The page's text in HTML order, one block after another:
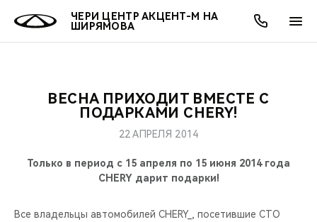
ЧЕРИ ЦЕНТР АКЦЕНТ-М НА
ШИРЯМОВА
МОДЕЛИ
ПОКУПАТЕЛЯМ
КРЕДИТ И СТРАХОВАНИЕ
ВЛАДЕЛЬЦАМ
ЗАПЧАСТИ И АКСЕССУАРЫ
ПОДДЕРЖКА
МИР CHERY
CHERY В СОЦСЕТЯХ
АКЦИИ
ОНЛАЙН СЕРВИСЫ
О КОМПАНИИ
ВЕСНА ПРИХОДИТ ВМЕСТЕ С
ПОДАРКАМИ CHERY!
22 АПРЕЛЯ 2014
Только в период с 15 апреля по 15 июня 2014 года
CHERY дарит подарки!
Все владельцы автомобилей CHERY_, посетившие СТО